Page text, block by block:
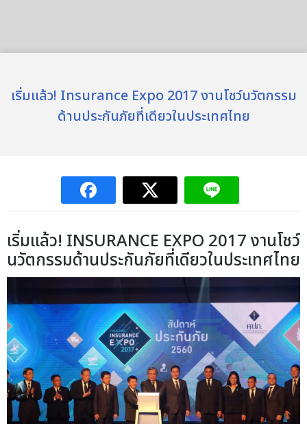
เริ่มแล้ว! Insurance Expo 2017 งานโชว์นวัตกรรม
ด้านประกันภัยที่เดียวในประเทศไทย
เริ่มแล้ว! INSURANCE EXPO 2017 งานโชว์
นวัตกรรมด้านประกันภัยที่เดียวในประเทศไทย